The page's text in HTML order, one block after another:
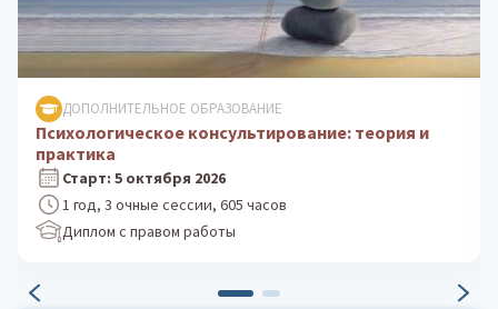
ДОПОЛНИТЕЛЬНОЕ ОБРАЗОВАНИЕ
Клиническая психология: практика
психологического консультирования
Старт: 24 августа 2026
1 год, 3 очные сессии, 605 часов
Диплом с правом работы